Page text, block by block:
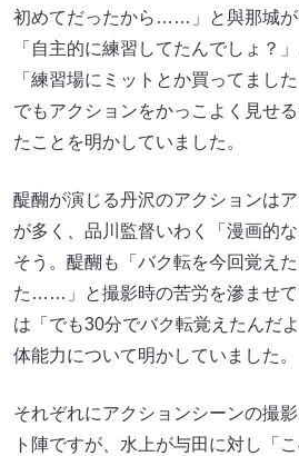
初めてだったから……」と與那城が
「自主的に練習してたんでしょ？
「練習場にミットとか買ってまし
でもアクションをかっこよく見せ
たことを明かしていました。
醍醐が演じる丹沢のアクションは
が多く、品川監督いわく「漫画的
そう。醍醐も「バク転を今回覚え
た……」と撮影時の苦労を滲ませて
は「でも30分でバク転覚えたんだ
体能力について明かしていました。
それぞれにアクションシーンの撮
ト陣ですが、水上が与田に対し「